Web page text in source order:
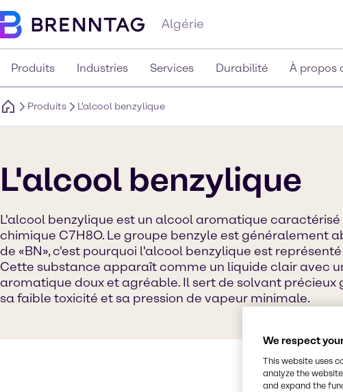
Algérie
Produits Industries Services Durabilité À propos
Produits L'alcool benzylique
L'alcool benzylique
L'alcool benzylique est un alcool aromatique
chimique C7H8O. Le groupe benzyle est généralement
de «BN», c'est pourquoi l'alcool benzylique est
Cette substance apparaît comme un liquide clair avec
aromatique doux et agréable. Il sert de solvant précieux
sa faible toxicité et sa pression de vapeur minimale.
We respect
This website uses
analyze the
and expand the